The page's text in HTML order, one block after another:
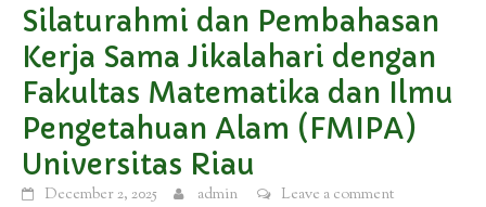
Silaturahmi dan Pembahasan
Kerja Sama Jikalahari dengan
Fakultas Matematika dan Ilmu
Pengetahuan Alam (FMIPA)
Universitas Riau
December 2, 2025 admin Leave a comment